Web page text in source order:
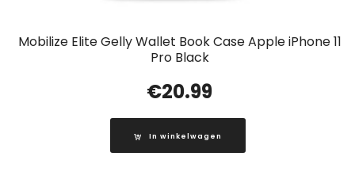
Mobilize Elite Gelly Wallet Book Case Apple iPhone 11
Pro Black
€20.99
In winkelwagen